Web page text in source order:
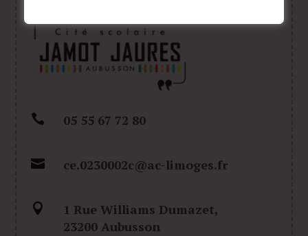
 05 55 67 72 80
 ce.0230002c@ac-limoges.fr

1 Rue Williams Dumazet,
23200 Aubusson